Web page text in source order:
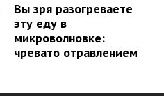
Вы зря разогреваете
эту еду в
микроволновке:
чревато отравлением